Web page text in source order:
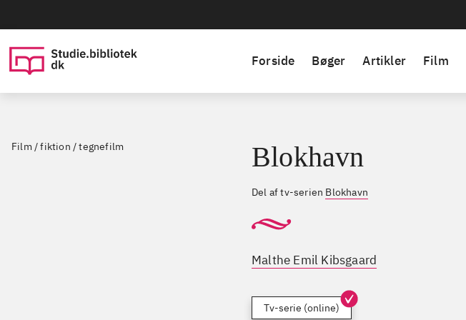
Forside Bøger Artikler Film
Film / fiktion / tegnefilm Blokhavn
Del af tv-serien Blokhavn
Malthe Emil Kibsgaard
Tv-serie (online)